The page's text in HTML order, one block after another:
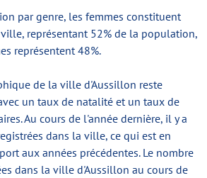
par genre, les femmes constituent
représentant 52% de la population,
représentent 48%.
de la ville d'Aussillon reste
un taux de natalité et un taux de
Au cours de l'année dernière, il y a
dans la ville, ce qui est en
aux années précédentes. Le nombre
dans la ville d'Aussillon au cours de